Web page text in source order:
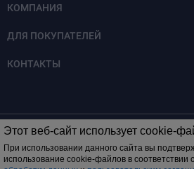
Этот веб-сайт использует cookie-
При использовании данного сайта вы
использование cookie-файлов в соответствии
КОМПАНИЯ
ДЛЯ ПОКУПАТЕЛЕЙ
КОНТАКТЫ